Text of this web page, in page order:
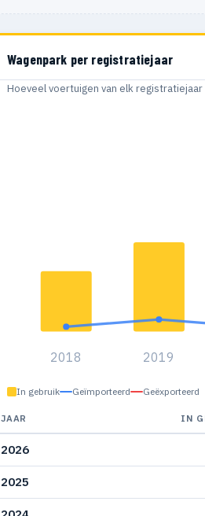
Wagenpark per registratiejaar
Hoeveel voertuigen van elk
2018 2019
In gebruik Geïmporteerd Geëxporteerd
JAAR IN
2026
2025